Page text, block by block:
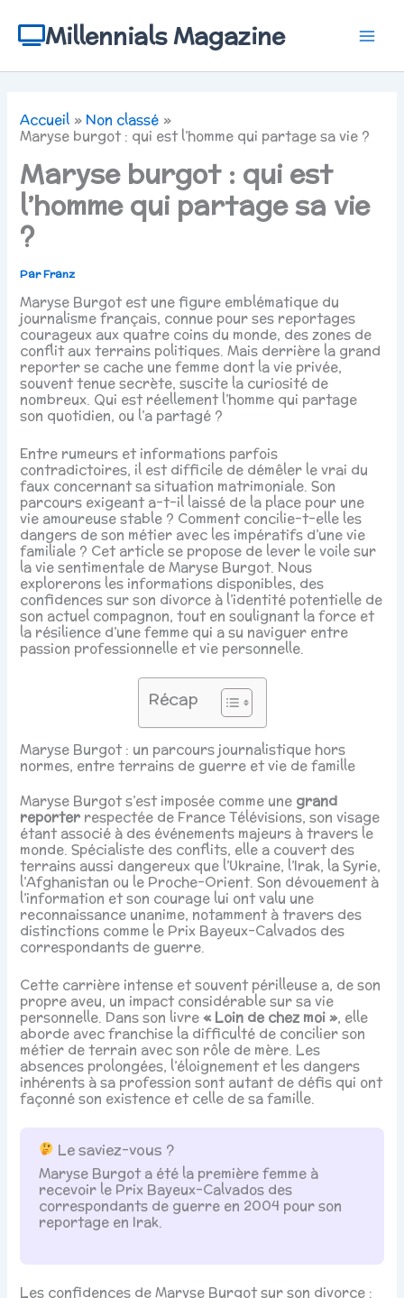
contenuMillennials Magazine
Accueil
Non classé
Maryse burgot : qui est l’homme qui partage sa vie ?
Maryse burgot : qui est
l’homme qui partage sa vie
?
ParFranz
Maryse Burgot est une figure emblématique du
journalisme français, connue pour ses reportages
courageux aux quatre coins du monde, des zones de
conflit aux terrains politiques. Mais derrière la grand
reporter se cache une femme dont la vie privée,
souvent tenue secrète, suscite la curiosité de
nombreux. Qui est réellement l’homme qui partage
son quotidien, ou l’a partagé ?
Entre rumeurs et informations parfois
contradictoires, il est difficile de démêler le vrai du
faux concernant sa situation matrimoniale. Son
parcours exigeant a-t-il laissé de la place pour une
vie amoureuse stable ? Comment concilie-t-elle les
dangers de son métier avec les impératifs d’une vie
familiale ? Cet article se propose de lever le voile sur
la vie sentimentale de Maryse Burgot. Nous
explorerons les informations disponibles, des
confidences sur son divorce à l’identité potentielle de
son actuel compagnon, tout en soulignant la force et
la résilience d’une femme qui a su naviguer entre
passion professionnelle et vie personnelle.
Récap
Maryse Burgot : un parcours journalistique hors
normes, entre terrains de guerre et vie de famille
Maryse Burgot s’est imposée comme une grand
reporter respectée de France Télévisions, son visage
étant associé à des événements majeurs à travers le
monde. Spécialiste des conflits, elle a couvert des
terrains aussi dangereux que l’Ukraine, l’Irak, la Syrie,
l’Afghanistan ou le Proche-Orient. Son dévouement à
l’information et son courage lui ont valu une
reconnaissance unanime, notamment à travers des
distinctions comme le Prix Bayeux-Calvados des
correspondants de guerre.
Cette carrière intense et souvent périlleuse a, de son
propre aveu, un impact considérable sur sa vie
personnelle. Dans son livre« Loin de chez moi », elle
aborde avec franchise la difficulté de concilier son
métier de terrain avec son rôle de mère. Les
absences prolongées, l’éloignement et les dangers
inhérents à sa profession sont autant de défis qui ont
façonné son existence et celle de sa famille.
Le saviez-vous ?
Maryse Burgot a été la première femme à
recevoir le Prix Bayeux-Calvados des
correspondants de guerre en 2004 pour son
reportage en Irak.
Les confidences de Maryse Burgot sur son divorce :